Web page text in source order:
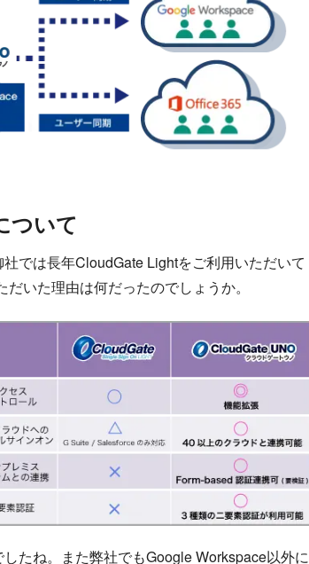
ついて
では長年CloudGate Lightをご利用いただいて
いた理由は何だったのでしょうか。
たね。また弊社でもGoogle Workspace以外に